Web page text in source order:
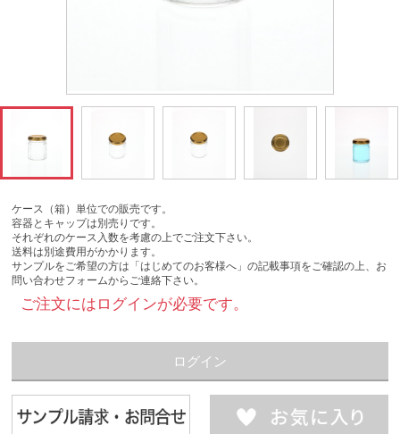
ケース（箱）単位での販売です。
容器とキャップは別売りです。
それぞれのケース入数を考慮の上でご注文下さい。
送料は別途費用がかかります。
サンプルをご希望の方は「はじめてのお客様へ」の記載事項をご確認の上、お
問い合わせフォームからご連絡下さい。
ご注文にはログインが必要です。
ログイン